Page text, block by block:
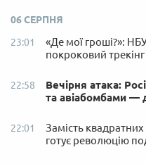
06 СЕРПНЯ
23:01
«Де мої гроші?»:
покроковий трекінг
22:58
Вечірня атака:
та авіабомбами —
22:01
Замість
готує революцію